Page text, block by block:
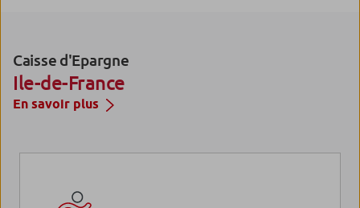
Caisse d'Epargne
Ile-de-France
En savoir plus